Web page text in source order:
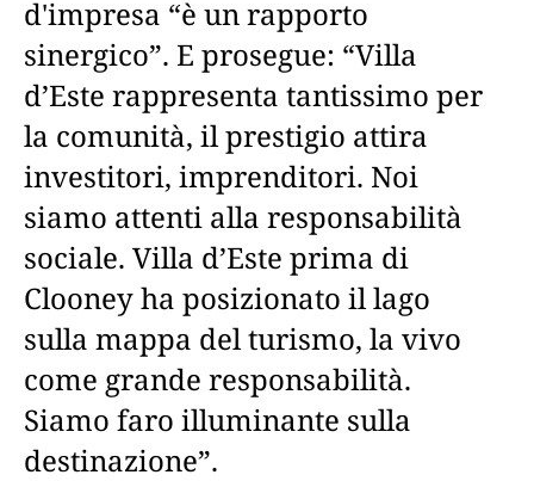
d'impresa “è un rapporto
sinergico”. E prosegue: “Villa
d’Este rappresenta tantissimo per
la comunità, il prestigio attira
investitori, imprenditori. Noi
siamo attenti alla responsabilità
sociale. Villa d’Este prima di
Clooney ha posizionato il lago
sulla mappa del turismo, la vivo
come grande responsabilità.
Siamo faro illuminante sulla
destinazione”.